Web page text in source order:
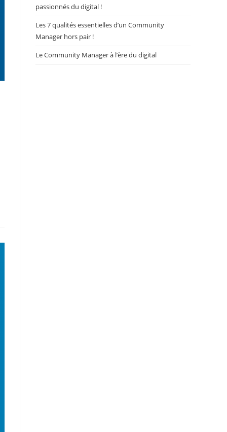
passionnés du digital !
Les 7 qualités essentielles d’un Community
Manager hors pair !
Le Community Manager à l’ère du digital